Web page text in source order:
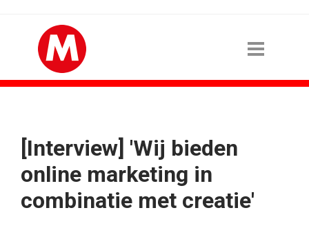
[Interview] 'Wij bieden
online marketing in
combinatie met creatie'